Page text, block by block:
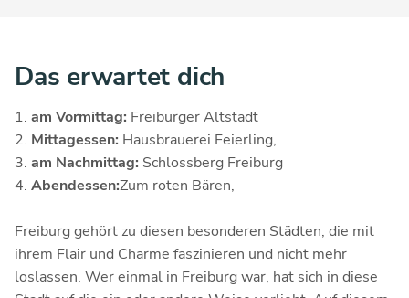
Das erwartet dich
am Vormittag: Freiburger Altstadt
Mittagessen: Hausbrauerei Feierling,
am Nachmittag: Schlossberg Freiburg
Abendessen:Zum roten Bären,
Freiburg gehört zu diesen besonderen Städten, die mit
ihrem Flair und Charme faszinieren und nicht mehr
loslassen. Wer einmal in Freiburg war, hat sich in diese